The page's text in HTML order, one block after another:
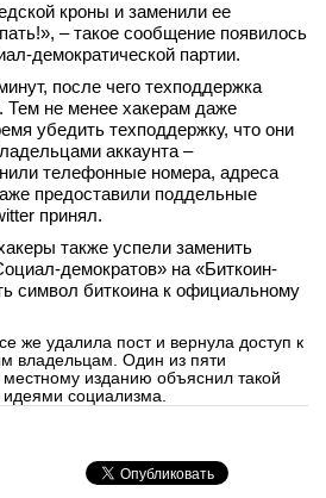
кроны и заменили ее
– такое сообщение появилось
демократической партии.
после чего техподдержка
Тем не менее хакерам даже
убедить техподдержку, что они
аккаунта –
телефонные номера, адреса
предоставили поддельные
принял.
также успели заменить
демократов» на «Биткоин-
символ биткоина к официальному
же удалила пост и вернула доступ к
владельцам. Один из пяти
изданию объяснил такой
идеями социализма.